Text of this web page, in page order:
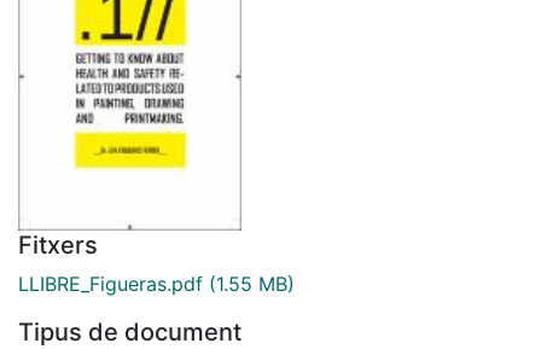
Fitxers
LLIBRE_Figueras.pdf (1.55 MB)
Tipus de document